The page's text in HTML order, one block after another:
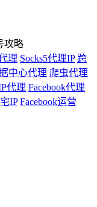
理 Socks5代理IP 跨
中心代理 爬虫代理
代理 Facebook代理
IP Facebook运营